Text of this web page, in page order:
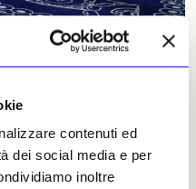
contenuti ed
dei social media e per
inoltre
fa da cornice a